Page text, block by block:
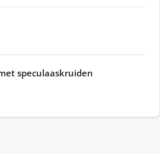
speculaaskruiden